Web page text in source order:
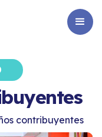
contribuyentes